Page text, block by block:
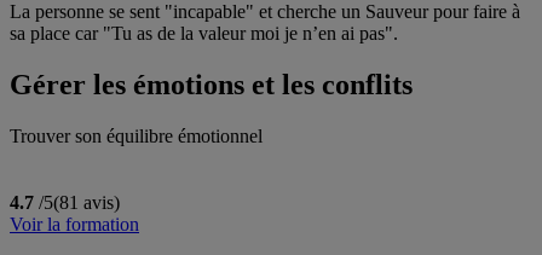
La personne se sent "incapable" et cherche un Sauveur pour faire à
sa place car "Tu as de la valeur moi je n’en ai pas".
Gérer les émotions et les conflits
Trouver son équilibre émotionnel
4.7 /5(81 avis)
Voir la formation